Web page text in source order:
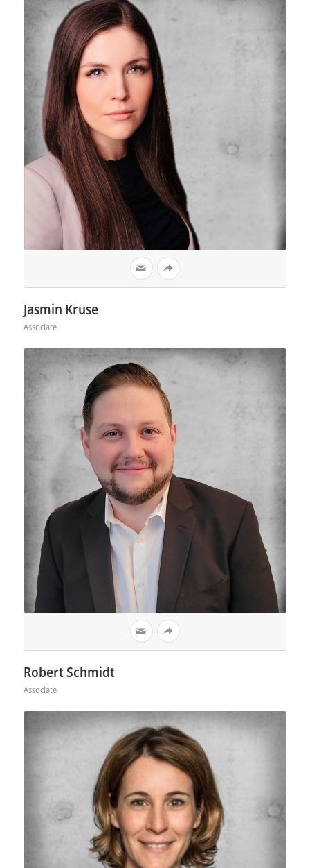
Jasmin Kruse
Associate
Robert Schmidt
Associate